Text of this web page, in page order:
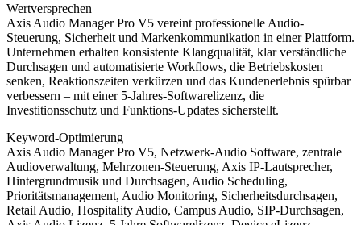
Wertversprechen
Axis Audio Manager Pro V5 vereint professionelle Audio-
Steuerung, Sicherheit und Markenkommunikation in einer Plattform.
Unternehmen erhalten konsistente Klangqualität, klar verständliche
Durchsagen und automatisierte Workflows, die Betriebskosten
senken, Reaktionszeiten verkürzen und das Kundenerlebnis spürbar
verbessern – mit einer 5-Jahres-Softwarelizenz, die
Investitionsschutz und Funktions-Updates sicherstellt.
Keyword-Optimierung
Axis Audio Manager Pro V5, Netzwerk-Audio Software, zentrale
Audioverwaltung, Mehrzonen-Steuerung, Axis IP-Lautsprecher,
Hintergrundmusik und Durchsagen, Audio Scheduling,
Prioritätsmanagement, Audio Monitoring, Sicherheitsdurchsagen,
Retail Audio, Hospitality Audio, Campus Audio, SIP-Durchsagen,